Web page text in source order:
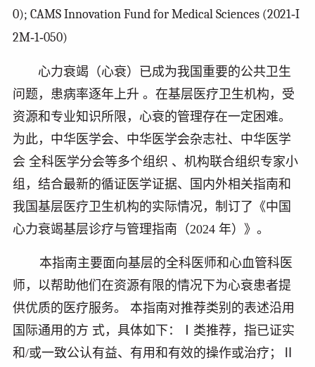
0); CAMS Innovation Fund for Medical Sciences (2021‑I
2M‑1‑050)
心力衰竭（心衰）已成为我国重要的公共卫生
问题，患病率逐年上升 。在基层医疗卫生机构，受
资源和专业知识所限，心衰的管理存在一定困难。
为此，中华医学会、中华医学会杂志社、中华医学
会 全科医学分会等多个组织 、机构联合组织专家小
组，结合最新的循证医学证据、国内外相关指南和
我国基层医疗卫生机构的实际情况，制订了《中国
心力衰竭基层诊疗与管理指南（2024 年）》。
本指南主要面向基层的全科医师和心血管科医
师，以帮助他们在资源有限的情况下为心衰患者提
供优质的医疗服务。 本指南对推荐类别的表述沿用
国际通用的方 式，具体如下：
类推荐，指已证实
和/或一致公认有益、有用和有效的操作或治疗；